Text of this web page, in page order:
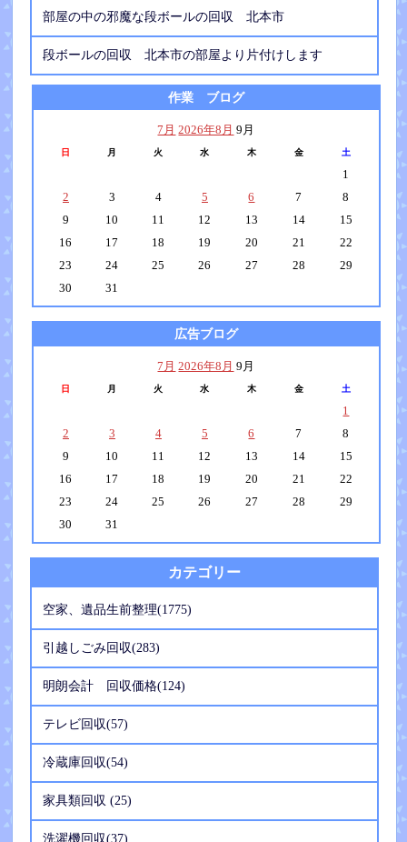
部屋の中の邪魔な段ボールの回収 北本市
段ボールの回収 北本市の部屋より片付けします
作業 ブログ
7月 2026年8月 9月
日 月 火 水 木 金 土
1
2
3 4 5 6 7
8
9
10 11 12 13 14
15
16
17 18 19 20 21
22
23
24 25 26 27 28
29
30
31
広告ブログ
7月 2026年8月 9月
日 月 火 水 木 金 土
1
2
3 4 5 6 7
8
9
10 11 12 13 14
15
16
17 18 19 20 21
22
23
24 25 26 27 28
29
30
31
カテゴリー
空家、遺品生前整理(1775)
引越しごみ回収(283)
明朗会計 回収価格(124)
テレビ回収(57)
冷蔵庫回収(54)
家具類回収 (25)
洗濯機回収(37)